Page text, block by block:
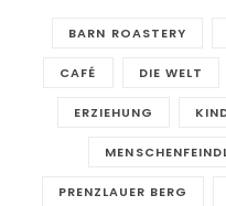
BARN ROASTERY
CAFÉ DIE WELT
ERZIEHUNG
PRENZLAUER BERG